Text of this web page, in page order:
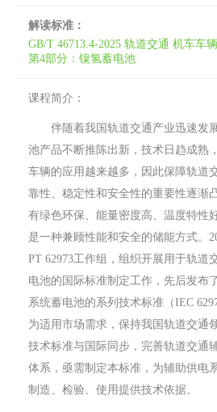
解读标准：
GB/T 46713.4-2025 轨道交通 机车车
第4部分：镍氢蓄电池
课程简介：
伴随着我国轨道交通产业迅速发
池产品不断推陈出新，技术日趋成熟
车辆的应用越来越多，因此保障轨道
靠性、稳定性和安全性的重要性逐渐
有绿色环保、能量密度高、温度特性
是一种兼顾性能和安全的储能方式。
PT 62973工作组，组织开展用于轨道
电池的国际标准制定工作，先后发布
系统蓄电池的系列技术标准（IEC
为适用市场需求，保持我国轨道交通
技术标准与国际同步，完善轨道交通
体系，亟需制定本标准，为辅助供电
制造、检验、使用提供技术依据。